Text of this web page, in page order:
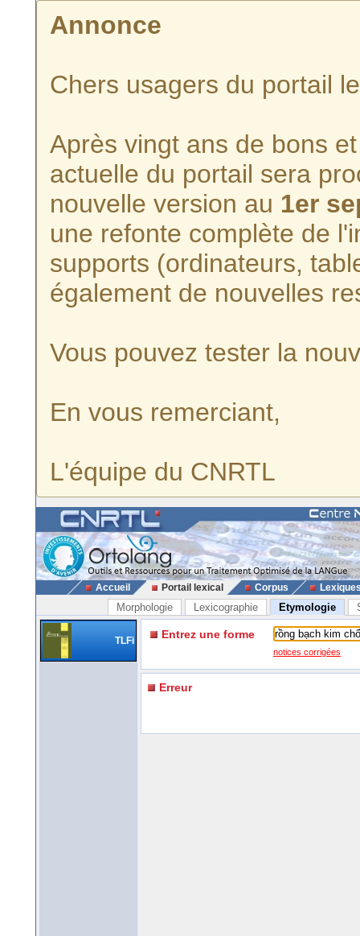
Annonce
Chers usagers du portail
Après vingt ans de bons
actuelle du portail sera
nouvelle version au 1er
une refonte complète de
supports (ordinateurs,
également de nouvelles
Vous pouvez tester la
En vous remerciant,
L'équipe du CNRTL
Accueil Portail lexical Corpus
Morphologie Lexicographie Etymologie
TLFi Entrez une forme
notices corrigées
Erreur